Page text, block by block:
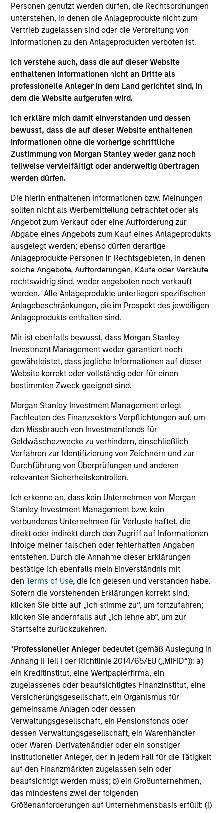
Personen genutzt werden dürfen, die Rechtsordnungen
unterstehen, in denen die Anlageprodukte nicht zum
Vertrieb zugelassen sind oder die Verbreitung von
Informationen zu den Anlageprodukten verboten ist.
Ich verstehe auch, dass die auf dieser Website
enthaltenen Informationen nicht an Dritte als
professionelle Anleger in dem Land gerichtet sind, in
dem die Website aufgerufen wird.
Ich erkläre mich damit einverstanden und dessen
bewusst, dass die auf dieser Website enthaltenen
Informationen ohne die vorherige schriftliche
Zustimmung von Morgan Stanley weder ganz noch
teilweise vervielfältigt oder anderweitig übertragen
werden dürfen.
Die hierin enthaltenen Informationen bzw. Meinungen
sollten nicht als Werbemitteilung betrachtet oder als
Angebot zum Verkauf oder eine Aufforderung zur
Abgabe eines Angebots zum Kauf eines Anlageprodukts
ausgelegt werden; ebenso dürfen derartige
Anlageprodukte Personen in Rechtsgebieten, in denen
solche Angebote, Aufforderungen, Käufe oder Verkäufe
rechtswidrig sind, weder angeboten noch verkauft
werden. Alle Anlageprodukte unterliegen spezifischen
Anlagebeschränkungen, die im Prospekt des jeweiligen
Anlageprodukts enthalten sind.
Mir ist ebenfalls bewusst, dass Morgan Stanley
Investment Management weder garantiert noch
gewährleistet, dass jegliche Informationen auf dieser
Website korrekt oder vollständig oder für einen
bestimmten Zweck geeignet sind.
Morgan Stanley Investment Management erlegt
Fachleuten des Finanzsektors Verpflichtungen auf, um
den Missbrauch von Investmentfonds für
Geldwäschezwecke zu verhindern, einschließlich
Verfahren zur Identifizierung von Zeichnern und zur
Durchführung von Überprüfungen und anderen
relevanten Sicherheitskontrollen.
Ich erkenne an, dass kein Unternehmen von Morgan
Stanley Investment Management bzw. kein
verbundenes Unternehmen für Verluste haftet, die
direkt oder indirekt durch den Zugriff auf Informationen
infolge meiner falschen oder fehlerhaften Angaben
entstehen. Durch die Annahme dieser Erklärungen
bestätige ich ebenfalls mein Einverständnis mit
denTerms of Use, die ich gelesen und verstanden habe.
Sofern die vorstehenden Erklärungen korrekt sind,
klicken Sie bitte auf „Ich stimme zu“, um fortzufahren;
klicken Sie andernfalls auf „Ich lehne ab“, um zur
Startseite zurückzukehren.
*Professioneller Anleger bedeutet (gemäß Auslegung in
Anhang II Teil I der Richtlinie 2014/65/EU („MiFID“)): a)
ein Kreditinstitut, eine Wertpapierfirma, ein
zugelassenes oder beaufsichtigtes Finanzinstitut, eine
Versicherungsgesellschaft, ein Organismus für
gemeinsame Anlagen oder dessen
Verwaltungsgesellschaft, ein Pensionsfonds oder
dessen Verwaltungsgesellschaft, ein Warenhändler
oder Waren-Derivatehändler oder ein sonstiger
institutioneller Anleger, der in jedem Fall für die Tätigkeit
auf den Finanzmärkten zugelassen sein oder
beaufsichtigt werden muss; b) ein Großunternehmen,
das mindestens zwei der folgenden
Größenanforderungen auf Unternehmensbasis erfüllt: (i)
fundamentaler Bestandteil des Anlageprozesses.
Der Wert der Anlagen und der durch diese erzielte
Ertrag unterliegen Schwankungen. Zudem kann
nicht garantiert werden, dass der Fonds seine
Anlageziele erreicht.
Fondsangaben
Preise und Wertentwicklung
Die Wertentwicklung in der Vergangenheit ist kein
verlässlicher Indikator für die künftige
Wertentwicklung. Die Rendite kann infolge von
Währungsschwankungen steigen oder sinken. Alle
Performanceangaben werden auf Basis der
Nettoinventarwerte (NIW) berechnet. Alle
Performance- und Index-Daten stammen von
Morgan Stanley Investment
Management.Bitte klicken Sie hierfür weitere
Performanceangaben und wichtige Informationen,
die sorgfältig zu lesen sind.
Die laufenden Kosten spiegeln die Zahlungen und
Aufwendungen wider, die während des
Geschäftsbetriebs des Fonds anfallen und vom Vermögen
des Fonds im Laufe der Zeit abgezogen werden. Enthalten
sind die Gebühren für die Anlageverwaltung
(Verwaltungsgebühr), Depotbankgebühren und
Administrationskosten.
Durchschnittliche jährliche
Gesamtrendite
Beim genannten Betrag excl. AA wird davon
ausgegangen, dass alle Ausschüttungen reinvestiert und
die Kosten auf Fondsebene abgezogen wurden. Dazu
gehören die Kosten des Managements, der
Verwahrstelle/Depotbank und der Verwaltung sowie der
für den Anleger maximal anfallende Ausgabeaufschlag,
der gegebenenfalls vor einer Investition vom
Anlagebetrag abgezogen wird.
Vollständige Informationen über Gebühren und
Ausgabeaufschläge finden Sie im aktuellen
Verkaufsprospekt des Fonds und in den für die
Anteilsklasse geltenden wesentlichen
Anlegerinformationen.
Beispiel: Ein Anleger möchte Aktien im Wert von 100 US-
Dollar kaufen. Bei einem maximalen Ausgabeaufschlag
von 5,75 % werden dem Anleger dafür 106,10 US-Dollar
berechnet. Der Ausgabeaufschlag fällt erst bei der
Zeichnung an.
Beim genannten Betrag excl. AA wird davon
ausgegangen, dass alle Ausschüttungen reinvestiert und
die Kosten auf Fondsebene abgezogen wurden. Der
Betrag versteht sich jedoch vor Abzug des für den
Anleger anfallenden Ausgabeaufschlags.